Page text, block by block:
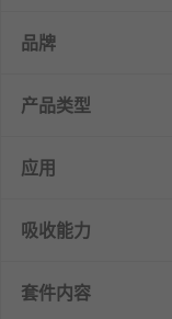
护目镜
这些配件共同
泄漏处理
品牌
产品类型
应用
吸收能力
套件内容